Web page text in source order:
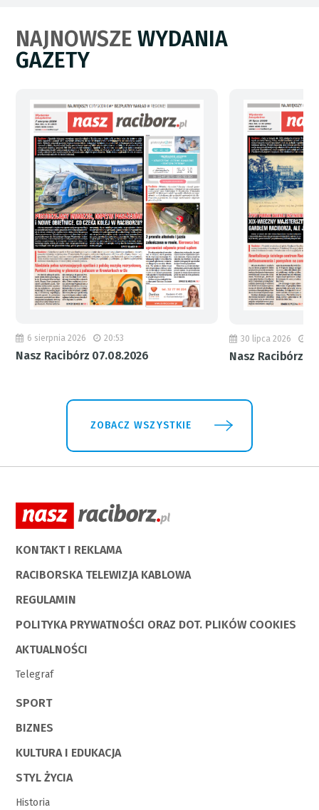
NAJNOWSZEWYDANIA
GAZETY
6 sierpnia 2026 20:53
Nasz Racibórz 07.08.2026
30 lipca 2026
Nasz Racibórz
ZOBACZ WSZYSTKIE
KONTAKT I REKLAMA
RACIBORSKA TELEWIZJA KABLOWA
REGULAMIN
POLITYKA PRYWATNOŚCI ORAZ DOT. PLIKÓW COOKIES
AKTUALNOŚCI
Telegraf
SPORT
BIZNES
KULTURA I EDUKACJA
STYL ŻYCIA
Historia